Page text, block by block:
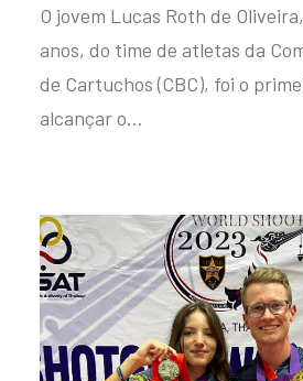
O jovem Lucas Roth de
anos, do time de atletas da
de Cartuchos (CBC), foi o
alcançar o…